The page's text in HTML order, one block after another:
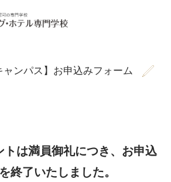
ンパス】お申込みフォーム
は満員御礼につき、 お申込
終了いたしました。